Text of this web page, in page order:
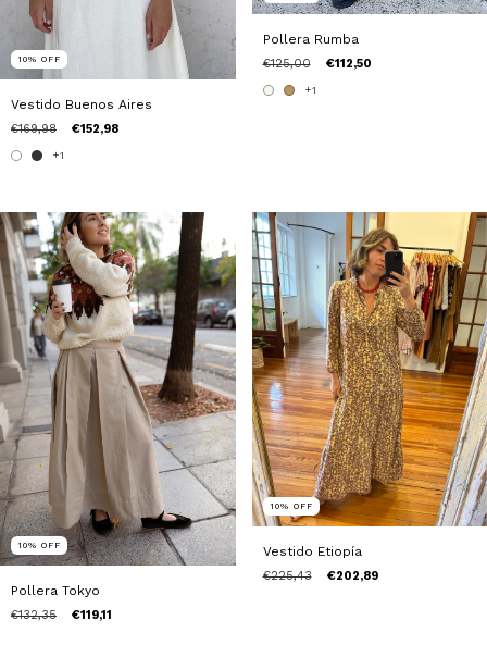
10% OFF
Vestido Buenos Aires
€169,98 €152,98
+1
Pollera Rumba
€125,00 €112,50
+1
10% OFF
Pollera Tokyo
€132,35 €119,11
10% OFF
Vestido Etiopía
€225,43 €202,89